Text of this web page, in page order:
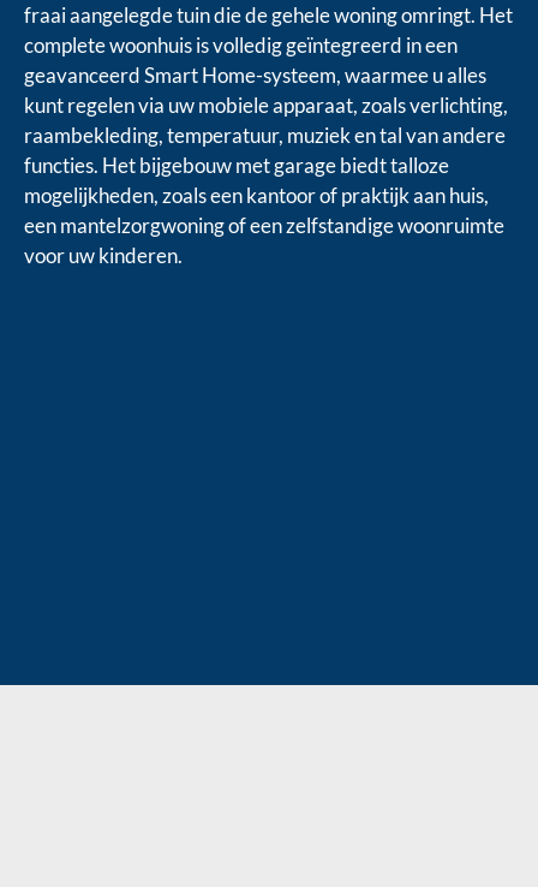
fraai aangelegde tuin die de gehele woning omringt. Het
complete woonhuis is volledig geïntegreerd in een
geavanceerd Smart Home-systeem, waarmee u alles
kunt regelen via uw mobiele apparaat, zoals verlichting,
raambekleding, temperatuur, muziek en tal van andere
functies. Het bijgebouw met garage biedt talloze
mogelijkheden, zoals een kantoor of praktijk aan huis,
een mantelzorgwoning of een zelfstandige woonruimte
voor uw kinderen.